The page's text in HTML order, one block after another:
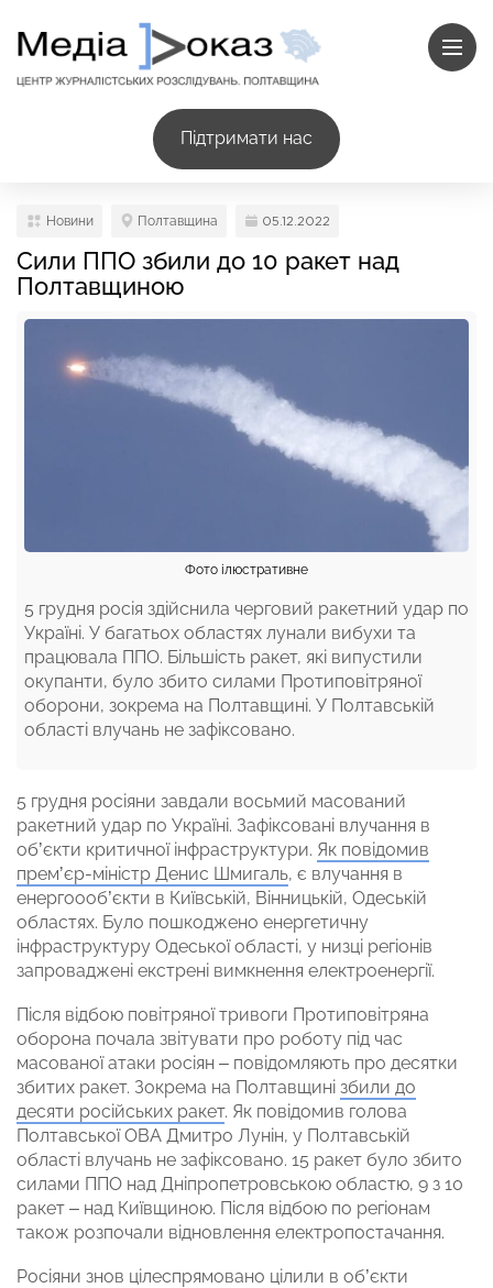
Підтримати нас
Новини Полтавщина 05.12.2022
Сили ППО збили до 10 ракет над
Полтавщиною
Фото ілюстративне
5 грудня росія здійснила черговий ракетний удар по
Україні. У багатьох областях лунали вибухи та
працювала ППО. Більшість ракет, які випустили
окупанти, було збито силами Протиповітряної
оборони, зокрема на Полтавщині. У Полтавській
області влучань не зафіксовано.
5 грудня росіяни завдали восьмий масований
ракетний удар по Україні. Зафіксовані влучання в
об’єкти критичної інфраструктури. Як повідомив
премʼєр-міністр Денис Шмигаль, є влучання в
енергоооб’єкти в Київській, Вінницькій, Одеській
областях. Було пошкоджено енергетичну
інфраструктуру Одеської області, у низці регіонів
запроваджені екстрені вимкнення електроенергії.
Після відбою повітряної тривоги Протиповітряна
оборона почала звітувати про роботу під час
масованої атаки росіян – повідомляють про десятки
збитих ракет. Зокрема на Полтавщині збили до
десяти російських ракет. Як повідомив голова
Полтавської ОВА Дмитро Лунін, у Полтавській
області влучань не зафіксовано. 15 ракет було збито
силами ППО над Дніпропетровською областю, 9 з 10
ракет – над Київщиною. Після відбою по регіонам
також розпочали відновлення електропостачання.
Росіяни знов цілеспрямовано цілили в об’єкти